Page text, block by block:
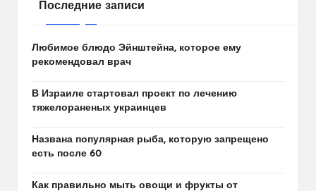
Последние записи
Любимое блюдо Эйнштейна, которое ему
рекомендовал врач
В Израиле стартовал проект по лечению
тяжелораненых украинцев
Названа популярная рыба, которую запрещено
есть после 60
Как правильно мыть овощи и фрукты от